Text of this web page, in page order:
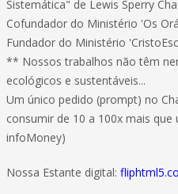
Sistemática" de Lewis Sperry
Cofundador do Ministério 'Os
Fundador do Ministério
** Nossos trabalhos não têm
ecológicos e sustentáveis...
Um único pedido (prompt) no
consumir de 10 a 100x mais
infoMoney)
Nossa Estante digital: